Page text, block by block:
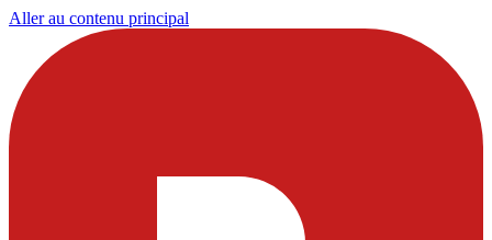
Aller au contenu principal